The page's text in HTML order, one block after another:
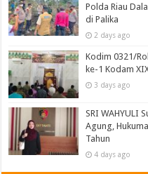
Polda Riau
di Palika
2 days ago
Kodim 0321/
ke-1 Kodam
3 days ago
SRI WAHYULI
Agung,
Tahun
4 days ago